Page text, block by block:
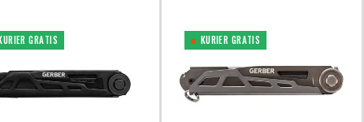
GRATIS KURIER GRATIS